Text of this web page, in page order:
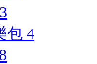
包 4
8